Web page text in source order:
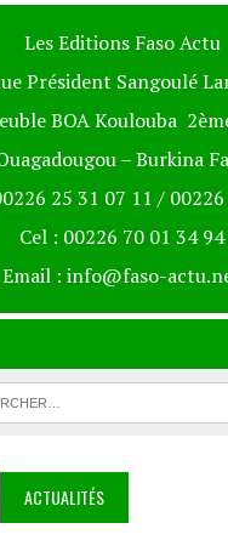
Les Editions Faso Actu
Président Sangoulé
BOA Koulouba
– Burkina
25 31 07 11 /
Cel : 00226 70 01 34 94
Email : info@faso-
ACTUALITÉS